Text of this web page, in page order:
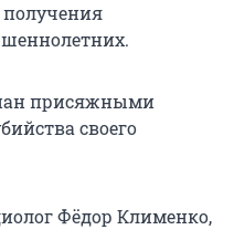
получения
присяжными
своего
Фёдор Клименко,